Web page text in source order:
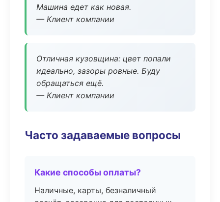
Машина едет как новая.
— Клиент компании
Отличная кузовщина: цвет попали
идеально, зазоры ровные. Буду
обращаться ещё.
— Клиент компании
Часто задаваемые вопросы
Какие способы оплаты?
Наличные, карты, безналичный